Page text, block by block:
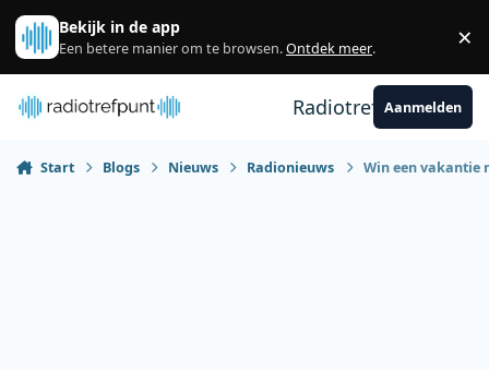
Spring naar bijdragen
Bekijk in de app
Een betere manier om te browsen.Ontdek meer. ×
RadiotrefpuntAanmelden
Start Blogs Nieuws Radionieuws Win een vakantie